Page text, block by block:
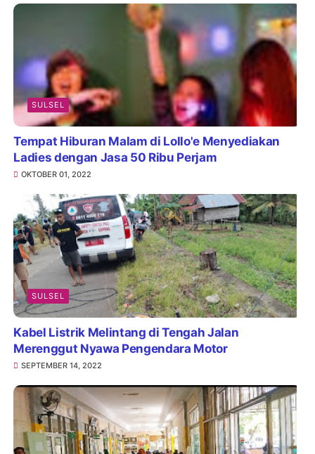
SULSEL
Tempat Hiburan Malam di Lollo'e Menyediakan
Ladies dengan Jasa 50 Ribu Perjam
OKTOBER 01, 2022
SULSEL
Kabel Listrik Melintang di Tengah Jalan
Merenggut Nyawa Pengendara Motor
SEPTEMBER 14, 2022